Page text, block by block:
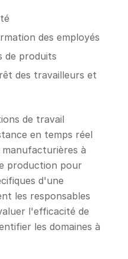
des employés
de produits
des travailleurs et
de travail
en temps réel
à
production pour
d'une
les responsables
l'efficacité de
les domaines à